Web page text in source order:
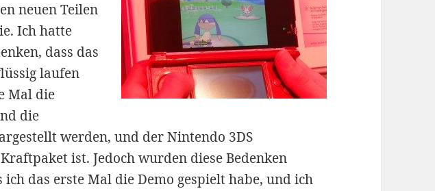
neuen Teilen
Ich hatte
dass das
laufen
Mal die
die
werden, und der Nintendo 3DS
ist. Jedoch wurden diese Bedenken
das erste Mal die Demo gespielt habe, und ich